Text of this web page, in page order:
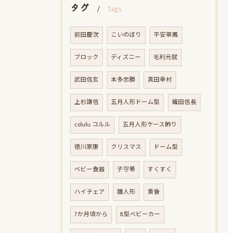
タグ Tags
前田慶次 こいのぼり 平安翠鳳
ブロック ディズニー 毛利元就
武田信玄 本多忠勝 真田幸村
上杉謙信 五月人形ドーム型 織田信長
colulu コルル 五月人形ケース飾り
徳川家康 クリスマス ドーム型
ベビー食器 子守帯 すくすく
ハイチェア 雛人形 黄昏
7か月頃から B型ベビーカー